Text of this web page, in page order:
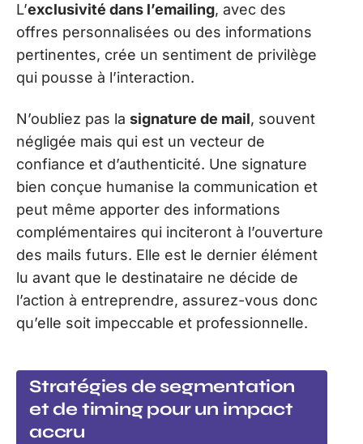
L’exclusivité dans l’emailing, avec des
offres personnalisées ou des informations
pertinentes, crée un sentiment de privilège
qui pousse à l’interaction.
N’oubliez pas la signature de mail, souvent
négligée mais qui est un vecteur de
confiance et d’authenticité. Une signature
bien conçue humanise la communication et
peut même apporter des informations
complémentaires qui inciteront à l’ouverture
des mails futurs. Elle est le dernier élément
lu avant que le destinataire ne décide de
l’action à entreprendre, assurez-vous donc
qu’elle soit impeccable et professionnelle.
Stratégies de segmentation
et de timing pour un impact
accru